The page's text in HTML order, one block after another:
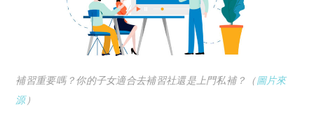
補習重要嗎？你的子女適合去補習社還是上門私補？（圖片來
源）